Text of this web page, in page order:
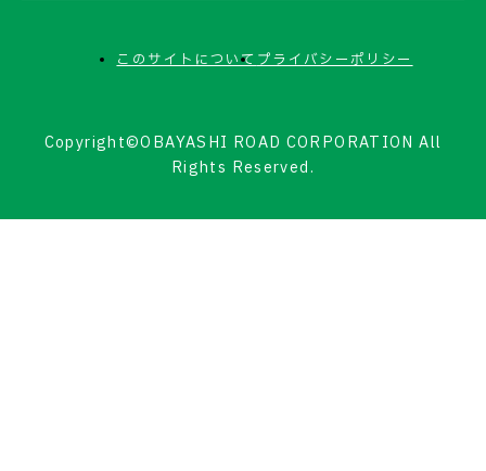
このサイトについてプライバシーポリシー
Copyright©OBAYASHI ROAD CORPORATION All
Rights Reserved.